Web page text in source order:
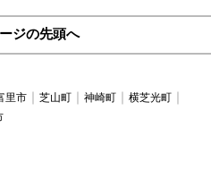
ジの先頭へ
里市 芝山町 神崎町
横芝光町